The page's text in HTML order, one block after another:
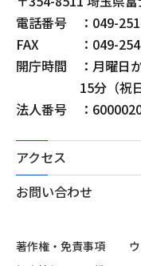
電話番号
：049-
FAX
：049-
開庁時間
：月曜日
15分（祝
法人番号
：
アクセス
お問い合わせ
著作権・免責事項